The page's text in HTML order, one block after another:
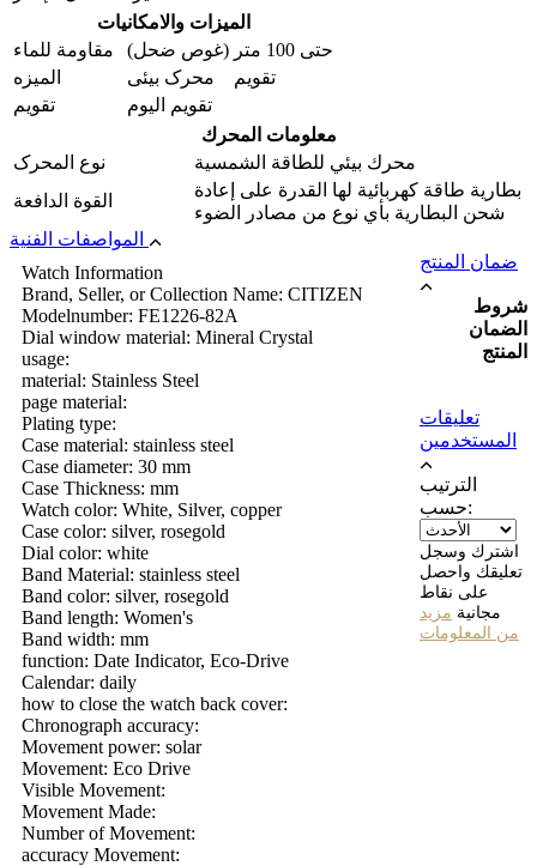
الميزات والامکانیات
مقاومة للماء
حتى 100 متر (غوص ضحل)
المیزه
تقويم محرک بیئی
تقويم
تقویم الیوم
معلومات المحرك
نوع المحرک
محرك بيئي للطاقة الشمسية
القوة الدافعة
بطارية طاقة كهربائية لها القدرة على إعادة
شحن البطارية بأي نوع من مصادر الضوء
Watch Information
Brand, Seller, or Collection Name: CITIZEN
Modelnumber: FE1226-82A
Dial window material: Mineral Crystal
usage:
material: Stainless Steel
page material:
Plating type:
Case material: stainless steel
Case diameter: 30 mm
Case Thickness: mm
Watch color: White, Silver, copper
Case color: silver, rosegold
Dial color: white
Band Material: stainless steel
Band color: silver, rosegold
Band length: Women's
Band width: mm
function: Date Indicator, Eco-Drive
Calendar: daily
how to close the watch back cover:
Chronograph accuracy:
Movement power: solar
Movement: Eco Drive
Visible Movement:
Movement Made:
Number of Movement:
accuracy Movement:
ضمان المنتج
شروط
الضمان
المنتج
تعليقات
المستخدمين
الترتيب
حسب:
اشترك وسجل
تعليقك واحصل
على نقاط
مجانية مزيد
من المعلومات